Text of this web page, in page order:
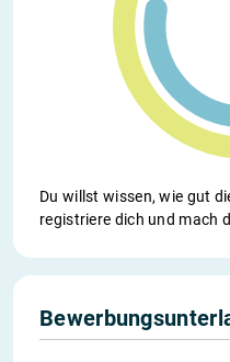
Du willst wissen, wie gut
registriere dich und mach